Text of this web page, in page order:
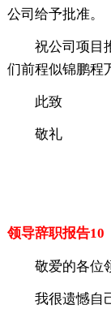
公司给予批准。
祝公司项目
们前程似锦鹏程
此致
敬礼
领导辞职报告10
敬爱的各位
我很遗憾自